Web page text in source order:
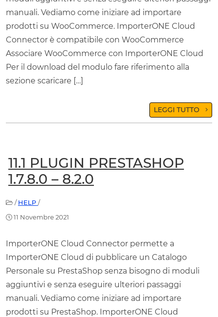
manuali. Vediamo come iniziare ad importare
prodotti su WooCommerce. ImporterONE Cloud
Connector è compatibile con WooCommerce
Associare WooCommerce con ImporterONE Cloud
Per il download del modulo fare riferimento alla
sezione scaricare […]
LEGGI TUTTO
11.1 PLUGIN PRESTASHOP
1.7.8.0 – 8.2.0
/HELP /
11 Novembre 2021
ImporterONE Cloud Connector permette a
ImporterONE Cloud di pubblicare un Catalogo
Personale su PrestaShop senza bisogno di moduli
aggiuntivi e senza eseguire ulteriori passaggi
manuali. Vediamo come iniziare ad importare
prodotti su PrestaShop. ImporterONE Cloud